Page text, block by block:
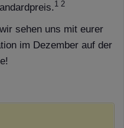
1 2
sehen uns mit eurer
im Dezember auf der